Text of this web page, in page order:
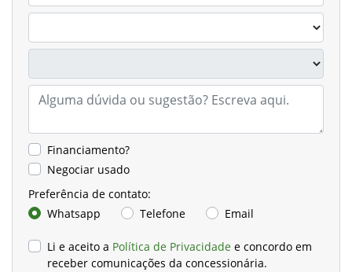
Financiamento?
Negociar usado
Preferência de contato:
Whatsapp
Telefone Email
Li e aceito a Política de Privacidade e concordo em
receber comunicações da concessionária.